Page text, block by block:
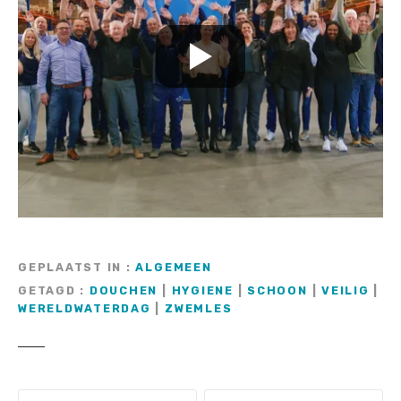
GEPLAATST IN
ALGEMEEN
GETAGD
DOUCHEN HYGIENE |SCHOON |VEILIG
WERELDWATERDAG
ZWEMLES